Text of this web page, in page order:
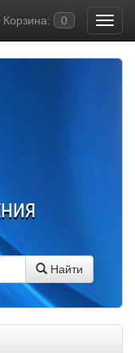
Корзина: 0
Найти